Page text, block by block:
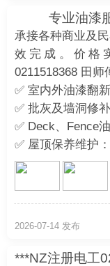
专业油漆
承接各种商业及
效完成。价格
0211518368 田师
✅ 室内外油漆翻新
✅ 批灰及墙洞修补
✅ Deck、Fence
✅ 屋顶保养维护
✅ 屋顶油漆翻新
2026-07-14 发布
***NZ注册电工